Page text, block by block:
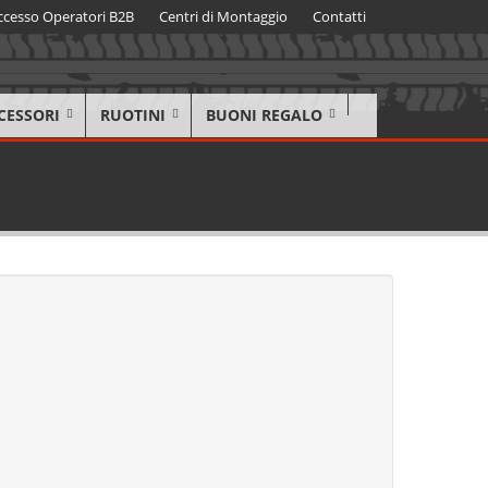
Operatori B2B Centri di Montaggio Contatti
RUOTINI BUONI REGALO